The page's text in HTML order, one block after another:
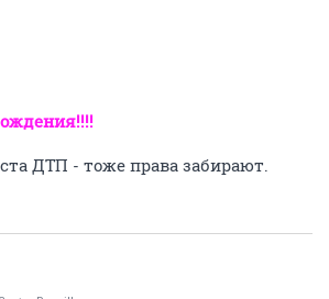
ДТП - тоже права забирают.